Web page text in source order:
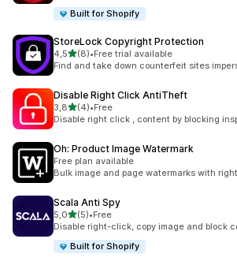
Built for Shopify
StoreLock Copyright Protection
4,5stelle su 5
(8)
8 recensioni totali
•Free trial available
Find and take down counterfeit sites
Disable Right Click AntiTheft
3,8stelle su 5
(4)
4 recensioni totali
•Free
Disable right click , content by blocking
Oh: Product Image Watermark
Free plan available
Bulk image and page watermarks with
Scala Anti Spy
5,0stelle su 5
(5)
5 recensioni totali
•Free
Disable right-click, copy image and block
Built for Shopify